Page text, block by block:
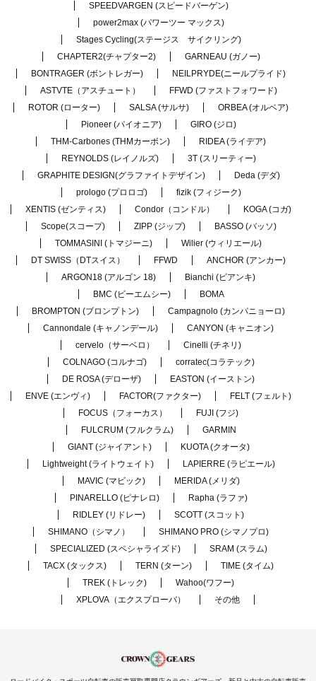
SPEEDVARGEN (スピードバーゲン)
power2max (パワーツー マックス)
Stages Cycling(ステージス サイクリング)
CHAPTER2(チャプター2)
GARNEAU (ガノー)
BONTRAGER (ボントレガー)
NEILPRYDE(ニールプライド)
ASTVTE（アスチュート）
FFWD (ファストフォワード)
ROTOR (ローター)
SALSA (サルサ)
ORBEA (オルベア)
Pioneer (パイオニア)
GIRO (ジロ)
THM-Carbones (THMカーボン)
RIDEA (ライデア)
REYNOLDS (レイノルズ)
3T (スリーティー)
GRAPHITE DESIGN(グラファイトデザイン)
Deda (デダ)
prologo (プロロゴ)
fizik (フィジーク)
XENTIS (ゼンティス)
Condor（コンドル）
KOGA (コガ)
Scope(スコープ)
ZIPP (ジップ)
BASSO (バッソ)
TOMMASINI (トマジーニ)
Wilier (ウィリエール)
DT SWISS（DTスイス）
FFWD
ANCHOR (アンカー)
ARGON18 (アルゴン 18)
Bianchi (ビアンキ)
BMC (ビーエムシー)
BOMA
BROMPTON (ブロンプトン)
Campagnolo (カンパニョーロ)
Cannondale (キャノンデール)
CANYON (キャニオン)
cervelo（サーベロ）
Cinelli (チネリ)
COLNAGO (コルナゴ)
corratec(コラテック)
DE ROSA (デローザ)
EASTON (イーストン)
ENVE (エンヴィ)
FACTOR(ファクター)
FELT (フェルト)
FOCUS（フォーカス）
FUJI (フジ)
FULCRUM (フルクラム)
GARMIN
GIANT (ジャイアント)
KUOTA (クオータ)
Lightweight (ライトウェイト)
LAPIERRE (ラピエール)
MAVIC (マビック)
MERIDA (メリダ)
PINARELLO (ピナレロ)
Rapha (ラファ)
RIDLEY (リドレー)
SCOTT (スコット)
SHIMANO（シマノ）
SHIMANO PRO (シマノプロ)
SPECIALIZED (スペシャライズド)
SRAM (スラム)
TACX (タックス)
TERN (ターン)
TIME (タイム)
TREK (トレック)
Wahoo(ワフー)
XPLOVA（エクスプローバ）
その他